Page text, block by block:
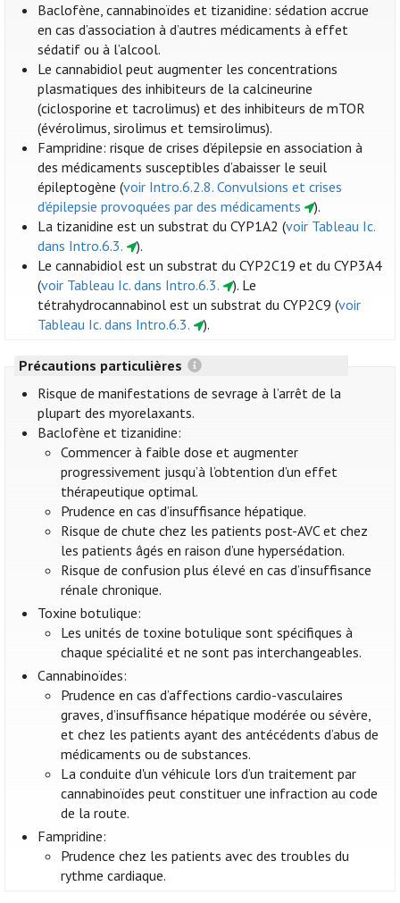
Baclofène, cannabinoïdes et tizanidine: sédation accrue
en cas d’association à d’autres médicaments à effet
sédatif ou à l’alcool.
Le cannabidiol peut augmenter les concentrations
plasmatiques des inhibiteurs de la calcineurine
(ciclosporine et tacrolimus) et des inhibiteurs de mTOR
(évérolimus, sirolimus et temsirolimus).
Fampridine: risque de crises d’épilepsie en association à
des médicaments susceptibles d’abaisser le seuil
épileptogène (voir Intro.6.2.8. Convulsions et crises
d’épilepsie provoquées par des médicaments
).
La tizanidine est un substrat du CYP1A2 (voir Tableau Ic.
dans Intro.6.3.
).
Le cannabidiol est un substrat du CYP2C19 et du CYP3A4
(voir Tableau Ic. dans Intro.6.3.
). Le
tétrahydrocannabinol est un substrat du CYP2C9 (voir
Tableau Ic. dans Intro.6.3.
).
Précautions particulières
Risque de manifestations de sevrage à l’arrêt de la
plupart des myorelaxants.
Baclofène et tizanidine:
Commencer à faible dose et augmenter
progressivement jusqu’à l’obtention d’un effet
thérapeutique optimal.
Prudence en cas d’insuffisance hépatique.
Risque de chute chez les patients post-AVC et chez
les patients âgés en raison d’une hypersédation.
Risque de confusion plus élevé en cas d’insuffisance
rénale chronique.
Toxine botulique:
Les unités de toxine botulique sont spécifiques à
chaque spécialité et ne sont pas interchangeables.
Cannabinoïdes:
Prudence en cas d’affections cardio-vasculaires
graves, d’insuffisance hépatique modérée ou sévère,
et chez les patients ayant des antécédents d’abus de
médicaments ou de substances.
La conduite d'un véhicule lors d’un traitement par
cannabinoïdes peut constituer une infraction au code
de la route.
Fampridine:
Prudence chez les patients avec des troubles du
rythme cardiaque.